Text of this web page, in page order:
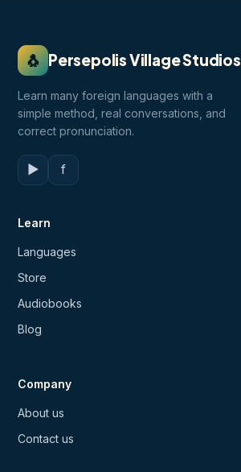
🐧 Persepolis Village Studios
Learn many foreign languages with a
simple method, real conversations, and
correct pronunciation.
▶ f
Learn
Languages
Store
Audiobooks
Blog
Company
About us
Contact us